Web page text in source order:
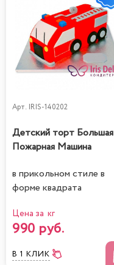
Арт. IRIS-140202
Детский торт Большая
Пожарная Машина
в прикольном стиле в
форме квадрата
Цена за кг
990 руб.
В 1 КЛИК